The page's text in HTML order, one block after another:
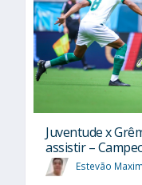
Juventude x
assistir –
Estevão